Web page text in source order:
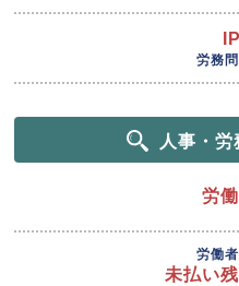
労務
人事・
労
労働
未払い